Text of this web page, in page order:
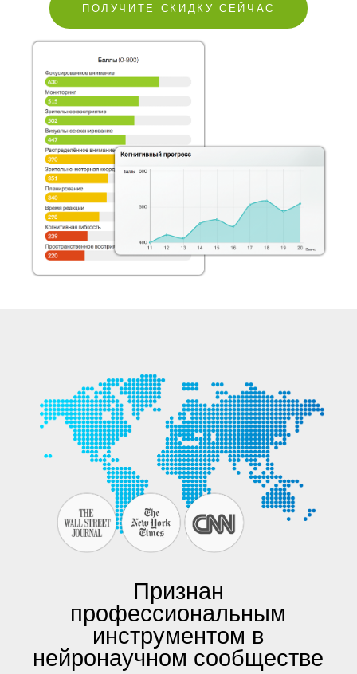
ПОЛУЧИТЕ СКИДКУ СЕЙЧАС
Признан
профессиональным
инструментом в
нейронаучном сообществе